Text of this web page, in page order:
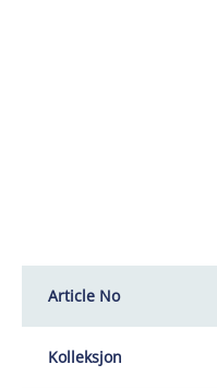
Article No
Kolleksjon